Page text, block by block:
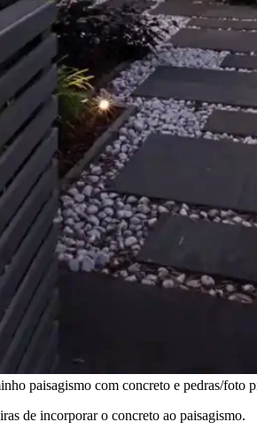
paisagismo com concreto e pedras/foto
de incorporar o concreto ao paisagismo.